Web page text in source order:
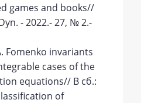
games and books//
- 2022.- 27, № 2.-
Fomenko invariants
cases of the
equations// В сб.:
of